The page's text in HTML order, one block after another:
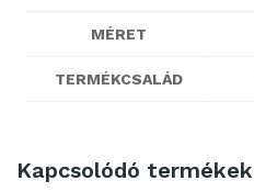
MÉRET
TERMÉKCSALÁD
Kapcsolódó termékek